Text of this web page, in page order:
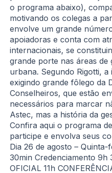
o programa abaixo),
motivando os colegas a
envolve um grande
apoiadoras e conta com
internacionais, se
grande porte nas áreas de
urbana. Segundo Rigotti, a
exigindo grande fôlego da
Conselheiros, que estão
necessários para marcar
Astec, mas a história da
Confira aqui o programa
participe e envolva seus
Dia 26 de agosto –
30min Credenciamento 9h
OFICIAL 11h